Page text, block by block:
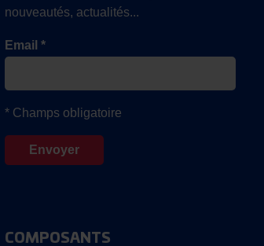
nouveautés, actualités...
Email *
* Champs obligatoire
COMPOSANTS